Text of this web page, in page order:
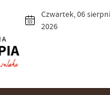
Czwartek, 06
2026